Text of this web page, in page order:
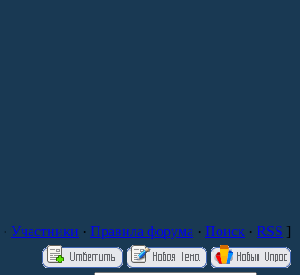
· Участники · Правила форума · Поиск · RSS ]